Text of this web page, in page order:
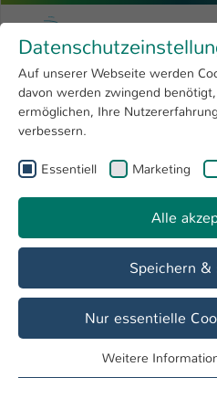
Menu
Forschung
Hochschule
International
Zum Hauptinhalt springen
Hochschule
Sie sind hier:
Studieninteressierte
Kammgarn
Aktuelle Veranstaltungen
Auf unserer Webseite werden
davon werden zwingend
ermöglichen, Ihre
verbessern.
Essentiell Marketing
Alle
Speichern &
Nur essentielle
Essentielle Cookies werden für
Weitere